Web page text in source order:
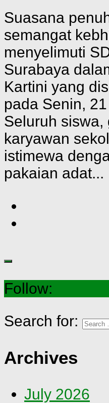
Suasana
semangat
menyelimuti
Surabaya
Kartini yang
pada Senin,
Seluruh siswa,
karyawan
istimewa
pakaian adat...
Follow:
Search for:
Archives
July 2026